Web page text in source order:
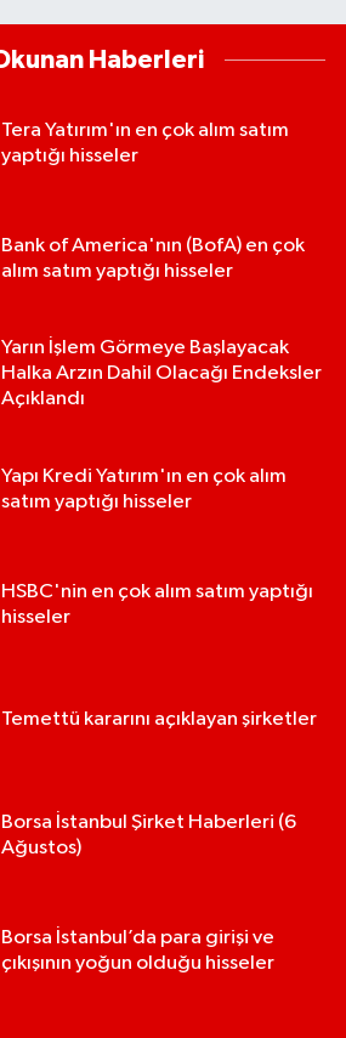
Haberleri
Tera Yatırım'ın en çok alım satım
yaptığı hisseler
Bank of America'nın (BofA) en çok
alım satım yaptığı hisseler
Yarın İşlem Görmeye Başlayacak
Halka Arzın Dahil Olacağı Endeksler
Açıklandı
Yapı Kredi Yatırım'ın en çok alım
satım yaptığı hisseler
HSBC'nin en çok alım satım yaptığı
hisseler
Temettü kararını açıklayan şirketler
Borsa İstanbul Şirket Haberleri (6
Ağustos)
Borsa İstanbul’da para girişi ve
çıkışının yoğun olduğu hisseler